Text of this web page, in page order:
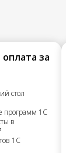
за
стол
программ 1С
в
1С